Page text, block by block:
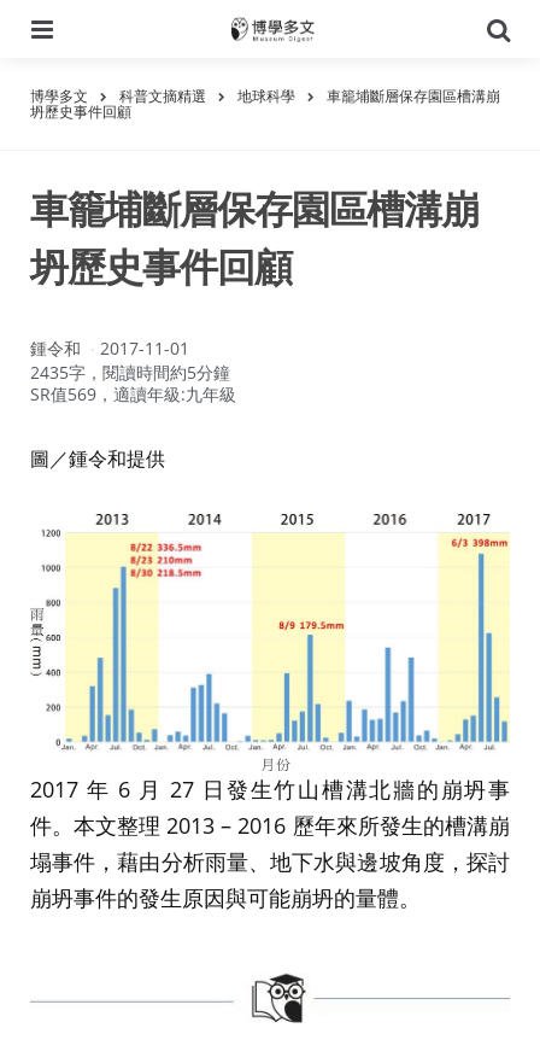
尋
博學多文 科普文摘精選 地球科學 車籠埔斷層保存園區槽溝崩
坍歷史事件回顧
車籠埔斷層保存園區槽溝崩
坍歷史事件回顧
作
者：
鍾令和
2017-11-01
2435字，閱讀時間約5分鐘
SR值569，適讀年級:九年級
圖／鍾令和提供
2017 年 6 月 27 日發生竹山槽溝北牆的崩坍事
件。本文整理 2013 – 2016 歷年來所發生的槽溝崩
塌事件，藉由分析雨量、地下水與邊坡角度，探討
崩坍事件的發生原因與可能崩坍的量體。